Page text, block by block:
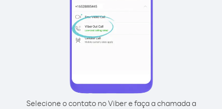
Selecione o contato no Viber e faça a chamada a